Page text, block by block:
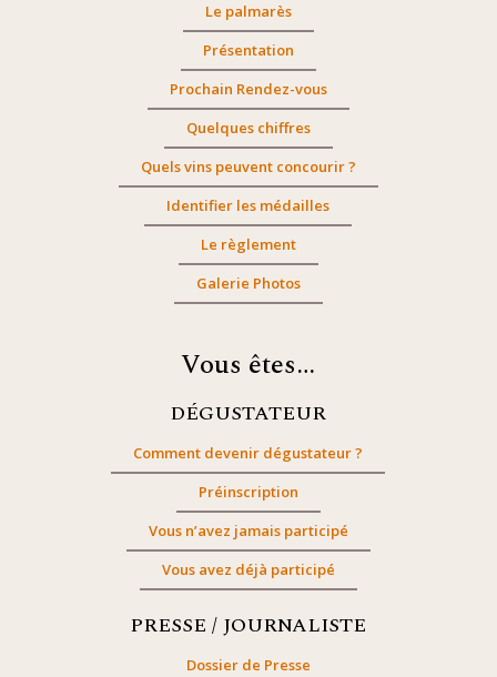
Le palmarès
Présentation
Prochain Rendez-vous
Quelques chiffres
Quels vins peuvent concourir ?
Identifier les médailles
Le règlement
Galerie Photos
Vous êtes…
DÉGUSTATEUR
Comment devenir dégustateur ?
Préinscription
Vous n’avez jamais participé
Vous avez déjà participé
PRESSE / JOURNALISTE
Dossier de Presse